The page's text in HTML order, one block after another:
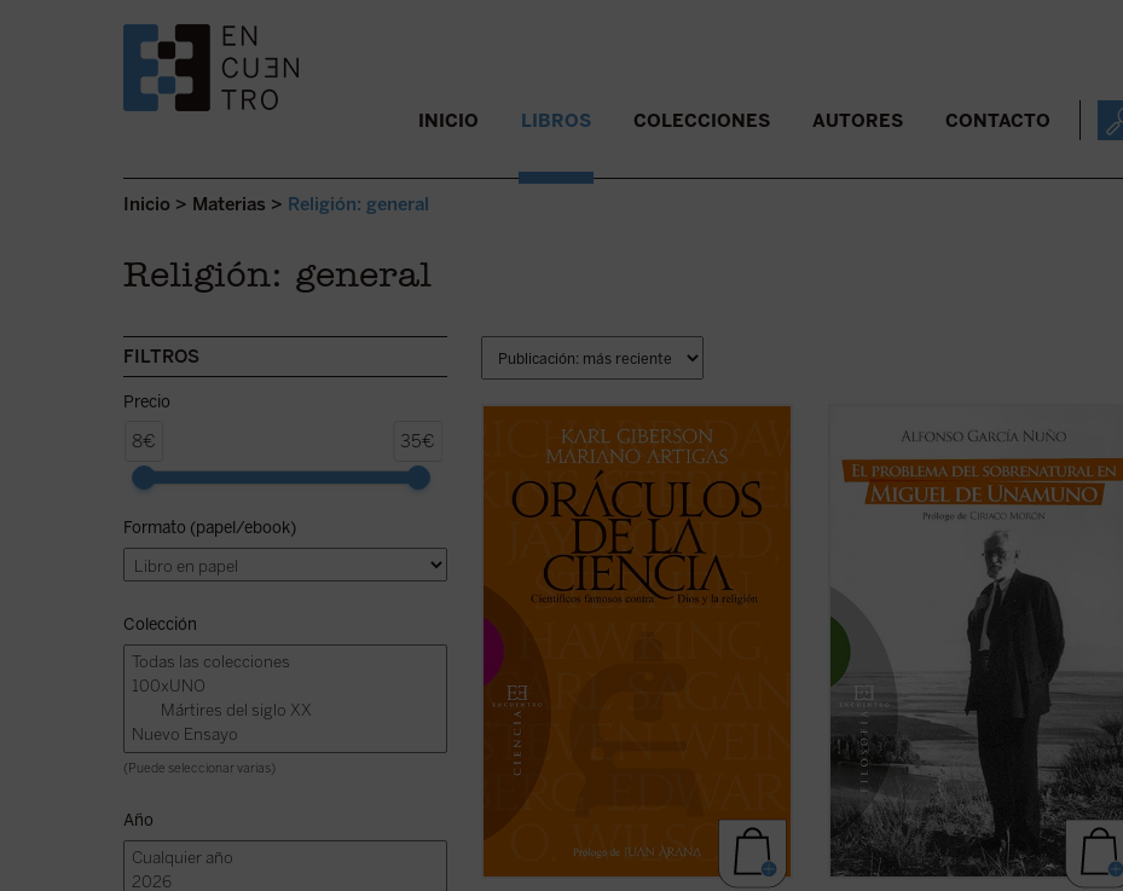
SALTAR AL CONTENIDO. INICIO LIBROS COLECCIONES AUTORES CONTACTO
Inicio > Materias > Religión: general
Religión: general
FILTROS
Precio
8€ 35€
Formato (papel/ebook)
Colección
(Puede seleccionar varias)
Año
La ciencia forma parte de nuestra
compresión contemporánea del mundo y
de nuestra esperanza en el futuro. Para
algunos ha desplazado a la religión, y los
creyentes deben afrontar los desafíos
planteados por la ciencia. Sin embargo,
pocos tienen ...(ver ficha)
El problema del sobrenatural fin del
hombre y su deseo ha sido una de las
cuestiones centrales en la obra de
Miguel de Unamuno, acaso la que
articule todo su pensamiento. Y
probablemente haya que considerarlo
como un pionero del que ...